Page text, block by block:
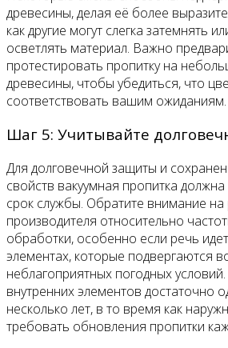
древесины, делая её более
как другие могут слегка затемнять
осветлять материал. Важно
протестировать пропитку на
древесины, чтобы убедиться, что
соответствовать вашим ожиданиям.
Шаг 5: Учитывайте
Для долговечной защиты и
свойств вакуумная пропитка
срок службы. Обратите внимание
производителя относительно
обработки, особенно если речь
элементах, которые подвергаются
неблагоприятных погодных
внутренних элементов достаточно
несколько лет, в то время как
требовать обновления пропитки